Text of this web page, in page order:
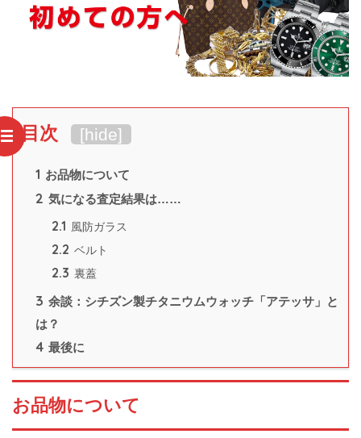
目次 [hide]
1 お品物について
2 気になる査定結果は……
2.1 風防ガラス
2.2 ベルト
2.3 裏蓋
3 余談：シチズン製チタニウムウォッチ「アテッサ」と
は？
4 最後に
お品物について